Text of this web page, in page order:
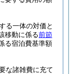
る一体の対価と
移動に係る前節
る宿泊費基準額
な諸雑費に充て